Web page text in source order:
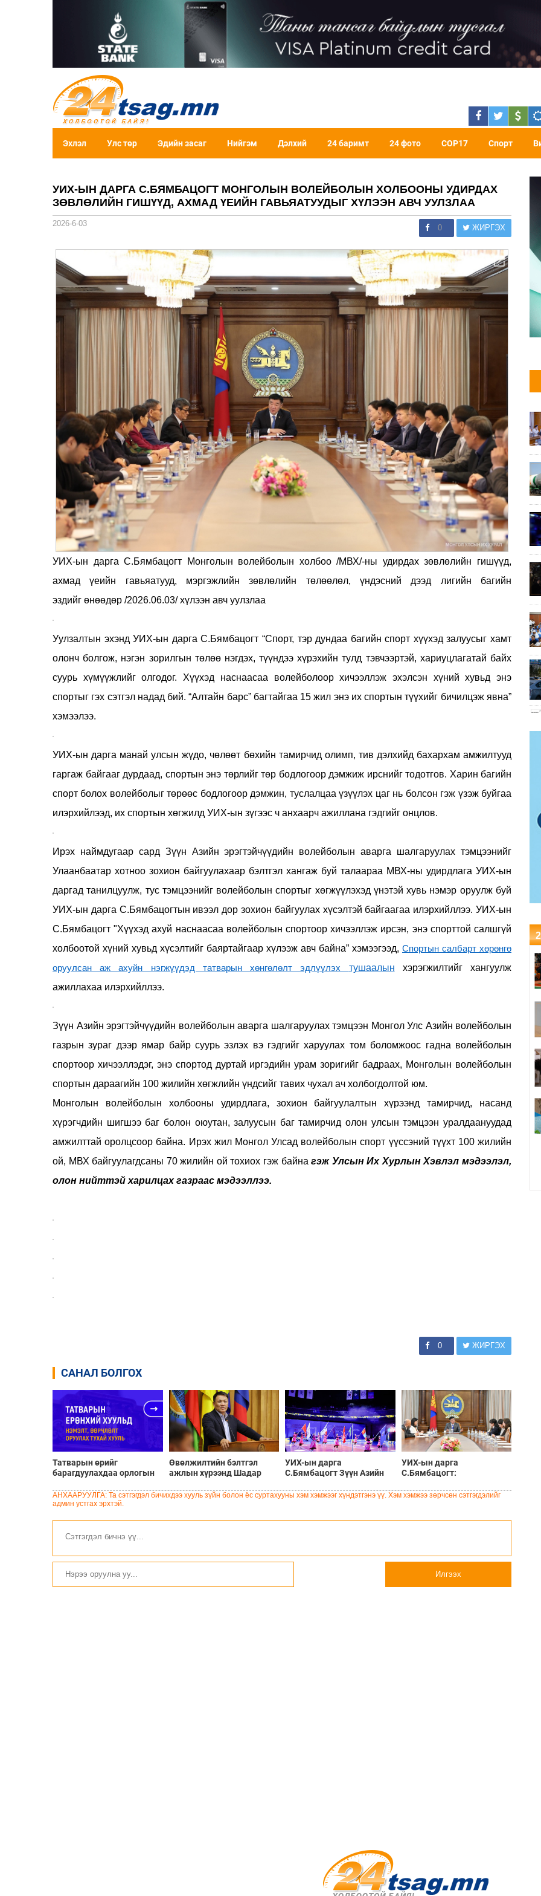
Эхлэл Улс төр Эдийн засаг Нийгэм Дэлхий 24 баримт 24 фото COP17 Спорт
УИХ-ЫН ДАРГА С.БЯМБАЦОГТ МОНГОЛЫН ВОЛЕЙБОЛЫН ХОЛБООНЫ УДИРДАХ
ЗӨВЛӨЛИЙН ГИШҮҮД, АХМАД ҮЕИЙН ГАВЬЯАТУУДЫГ ХҮЛЭЭН АВЧ УУЛЗЛАА
2026-6-03 0 ЖИРГЭХ
УИХ-ын дарга С.Бямбацогт Монголын волейболын холбоо /МВХ/-ны удирдах зөвлөлийн гишүүд,
ахмад үеийн гавьяатууд, мэргэжлийн зөвлөлийн төлөөлөл, үндэсний дээд лигийн багийн
эздийг өнөөдөр /2026.06.03/хүлээн авч уулзлаа
Уулзалтын эхэнд УИХ-ын дарга С.Бямбацогт “Спорт, тэр дундаа багийн спорт хүүхэд залуусыг хамт
олонч болгож, нэгэн зорилгын төлөө нэгдэх, түүндээ хүрэхийн тулд тэвчээртэй, хариуцлагатай байх
суурь хүмүүжлийг олгодог. Хүүхэд наснаасаа волейболоор хичээллэж эхэлсэн хүний хувьд энэ
спортыг гэх сэтгэл надад бий. “Алтайн барс” багтайгаа 15 жил энэ их спортын түүхийг бичилцэж явна”
хэмээлээ.
УИХ-ын дарга манай улсын жүдо, чөлөөт бөхийн тамирчид олимп, тив дэлхийд бахархам амжилтууд
гаргаж байгааг дурдаад, спортын энэ төрлийг төр бодлогоор дэмжиж ирснийг тодотгов. Харин багийн
спорт болох волейболыг төрөөс бодлогоор дэмжин, туслалцаа үзүүлэх цаг нь болсон гэж үзэж буйгаа
илэрхийлээд, их спортын хөгжилд УИХ-ын зүгээс ч анхаарч ажиллана гэдгийг онцлов.
Ирэх наймдугаар сард Зүүн Азийн эрэгтэйчүүдийн волейболын аварга шалгаруулах тэмцээнийг
Улаанбаатар хотноо зохион байгуулахаар бэлтгэл хангаж буй талаараа МВХ-ны удирдлага УИХ-ын
даргад танилцуулж, тус тэмцээнийг волейболын спортыг хөгжүүлэхэд үнэтэй хувь нэмэр оруулж буй
УИХ-ын дарга С.Бямбацогтын ивээл дор зохион байгуулах хүсэлтэй байгаагаа илэрхийллээ. УИХ-ын
С.Бямбацогт "Хүүхэд ахуй наснаасаа волейболын спортоор хичээллэж ирсэн, энэ спорттой салшгүй
холбоотой хүний хувьд хүсэлтийг баяртайгаар хүлээж авч байна” хэмээгээд, Спортын салбарт хөрөнгө
оруулсан аж ахуйн нэгжүүдэд татварын хөнгөлөлт эдлүүлэх тушаалын хэрэгжилтийг хангуулж
ажиллахаа илэрхийллээ.
Зүүн Азийн эрэгтэйчүүдийн волейболын аварга шалгаруулах тэмцээн Монгол Улс Азийн волейболын
газрын зураг дээр ямар байр суурь эзлэх вэ гэдгийг харуулах том боломжоос гадна волейболын
спортоор хичээллэдэг, энэ спортод дуртай иргэдийн урам зоригийг бадраах, Монголын волейболын
спортын дараагийн 100 жилийн хөгжлийн үндсийг тавих чухал ач холбогдолтой юм.
Монголын волейболын холбооны удирдлага, зохион байгуулалтын хүрээнд тамирчид, насанд
хүрэгчдийн шигшээ баг болон оюутан, залуусын баг тамирчид олон улсын тэмцээн уралдаануудад
амжилттай оролцсоор байна. Ирэх жил Монгол Улсад волейболын спорт үүссэний түүхт 100 жилийн
ой, МВХ байгуулагдсаны 70 жилийн ой тохиох гэж байнагэж Улсын Их Хурлын Хэвлэл мэдээлэл,
олон нийттэй харилцах газраас мэдээллээ.
0 ЖИРГЭХ
САНАЛ БОЛГОХ
Татварын өрийг
барагдуулахдаа орлогын
үлдээхээр хуульчилж,
татварын тайлангаа
Өвөлжилтийн бэлтгэл
ажлын хүрээнд Шадар
Дорноговь аймагт
УИХ-ын дарга
С.Бямбацогт Зүүн Азийн
волейболын аварга
УИХ-ын дарга
С.Бямбацогт:
хэрэгжилт, амлалтаас илүү
АНХААРУУЛГА: Та сэтгэгдэл бичихдээ хууль зүйн болон ёс суртахууны хэм хэмжээг хүндэтгэнэ үү. Хэм хэмжээ зөрчсөн сэтгэгдэлийг
админ устгах эрхтэй.
Илгээх